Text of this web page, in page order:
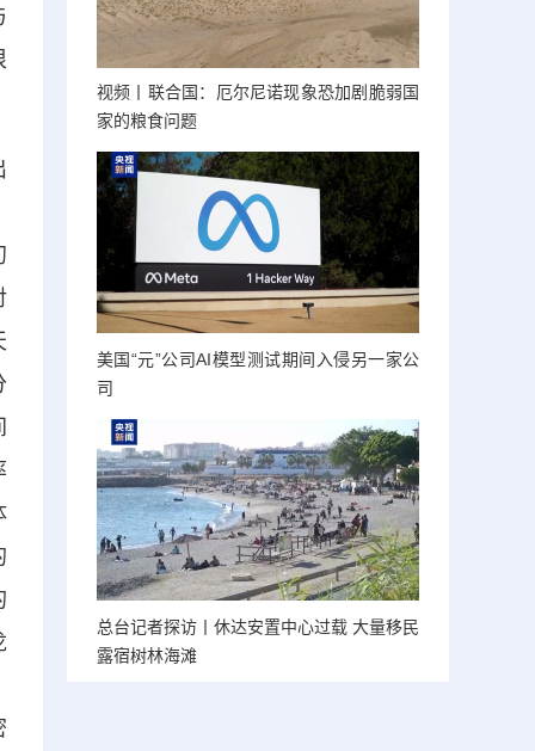
视频丨联合国：厄尔尼诺现象恐加剧脆弱国
家的粮食问题
美国“元”公司AI模型测试期间入侵另一家公
司
总台记者探访丨休达安置中心过载 大量移民
露宿树林海滩